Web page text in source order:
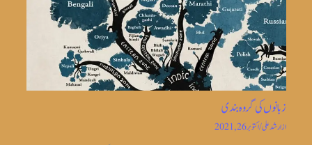
زبانوں کی گروہ بندی
ازارشد علی/اکتوبر 26, 2021